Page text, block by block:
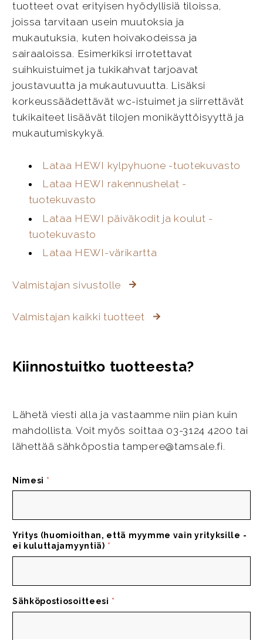
tuotteet ovat erityisen hyödyllisiä tiloissa,
joissa tarvitaan usein muutoksia ja
mukautuksia, kuten hoivakodeissa ja
sairaaloissa. Esimerkiksi irrotettavat
suihkuistuimet ja tukikahvat tarjoavat
joustavuutta ja mukautuvuutta. Lisäksi
korkeussäädettävät wc-istuimet ja siirrettävät
tukikaiteet lisäävät tilojen monikäyttöisyyttä ja
mukautumiskykyä.
Lataa HEWI kylpyhuone -tuotekuvasto
Lataa HEWI rakennushelat -
tuotekuvasto
Lataa HEWI päiväkodit ja koulut -
tuotekuvasto
Lataa HEWI-värikartta
Valmistajan sivustolle
Valmistajan kaikki tuotteet
Kiinnostuitko tuotteesta?
Lähetä viesti alla ja vastaamme niin pian kuin
mahdollista. Voit myös soittaa 03-3124 4200 tai
lähettää sähköpostia tampere@tamsale.fi.
Nimesi *
Yritys (huomioithan, että myymme vain yrityksille -
ei kuluttajamyyntiä) *
Sähköpostiosoitteesi *